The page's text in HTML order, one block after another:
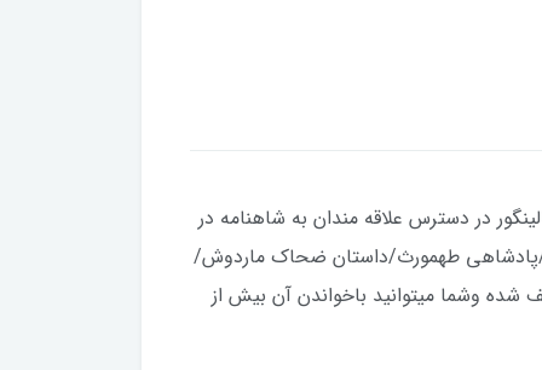
چاپ تمام رنگی و مصور و جلد گالینگور در دسترس علاقه مندان به شاهنامه در
پادشاهی طهمورث/داستان ضحاک ماردوش/
شده وشما میتوانید باخواندن آن بیش از